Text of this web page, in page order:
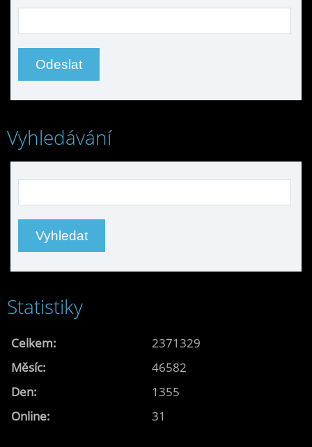
Vyhledávání
Statistiky
Online: 31
Celkem:
2371329
Měsíc:
46582
Den:
1355